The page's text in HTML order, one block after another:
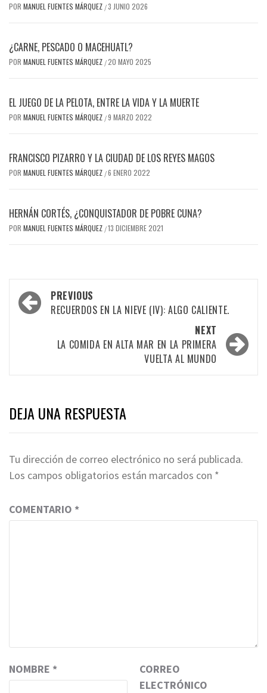
POR MANUEL FUENTES MÁRQUEZ /3 JUNIO 2026
¿CARNE, PESCADO O MACEHUATL?
POR MANUEL FUENTES MÁRQUEZ /20 MAYO 2025
EL JUEGO DE LA PELOTA, ENTRE LA VIDA Y LA MUERTE
POR MANUEL FUENTES MÁRQUEZ /9 MARZO 2022
FRANCISCO PIZARRO Y LA CIUDAD DE LOS REYES MAGOS
POR MANUEL FUENTES MÁRQUEZ /6 ENERO 2022
HERNÁN CORTÉS, ¿CONQUISTADOR DE POBRE CUNA?
POR MANUEL FUENTES MÁRQUEZ /13 DICIEMBRE 2021
Post
navigation
PREVIOUS
RECUERDOS EN LA NIEVE (IV): ALGO CALIENTE.
NEXT
LA COMIDA EN ALTA MAR EN LA PRIMERA
VUELTA AL MUNDO
DEJA UNA RESPUESTA
Tu dirección de correo electrónico no será publicada.
Los campos obligatorios están marcados con *
COMENTARIO *
NOMBRE *
CORREO
ELECTRÓNICO